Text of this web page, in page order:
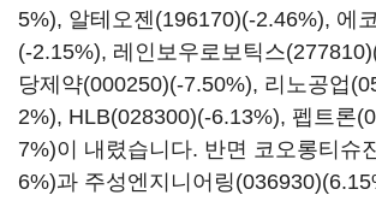
5%), 알테오젠(196170)(-2.46%), 에
(-2.15%), 레인보우로보틱스(277810)
당제약(000250)(-7.50%), 리노공업
2%), HLB(028300)(-6.13%), 펩트론
7%)이 내렸습니다. 반면 코오롱티슈
6%)과 주성엔지니어링(036930)